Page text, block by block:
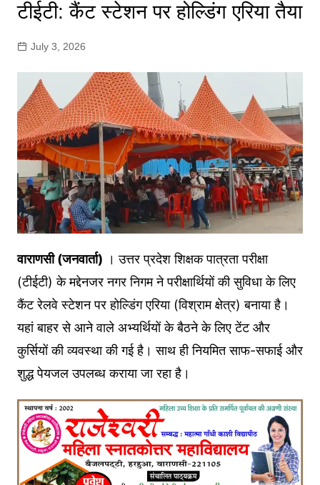
टीईटी: कैंट स्टेशन पर होल्डिंग एरिया तैया
July 3, 2026
वाराणसी (जनवार्ता) । उत्तर प्रदेश शिक्षक पात्रता परीक्षा
(टीईटी) के मद्देनजर नगर निगम ने परीक्षार्थियों की सुविधा के लिए
कैंट रेलवे स्टेशन पर होल्डिंग एरिया (विश्राम क्षेत्र) बनाया है।
यहां बाहर से आने वाले अभ्यर्थियों के बैठने के लिए टेंट और
कुर्सियों की व्यवस्था की गई है। साथ ही नियमित साफ-सफाई और
शुद्ध पेयजल उपलब्ध कराया जा रहा है।